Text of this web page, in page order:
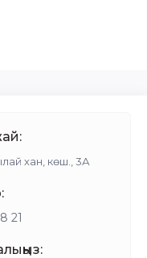
хан, көш., 3А
21